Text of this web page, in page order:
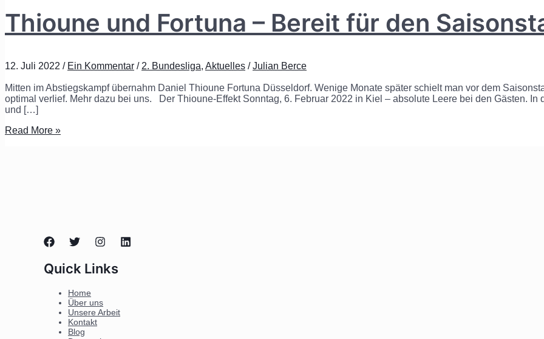
Thioune und Fortuna – Bereit für den
12. Juli 2022 / Ein Kommentar / 2. Bundesliga, Aktuelles /Julian Berce
Mitten im Abstiegskampf übernahm Daniel Thioune Fortuna Düsseldorf. Wenige Monate später schielt man vor dem
optimal verlief. Mehr dazu bei uns. Der Thioune-Effekt Sonntag, 6. Februar 2022 in Kiel – absolute Leere bei den Gästen. In
und […]
Read More »
Quick Links
Home
Über uns
Unsere Arbeit
Kontakt
Blog